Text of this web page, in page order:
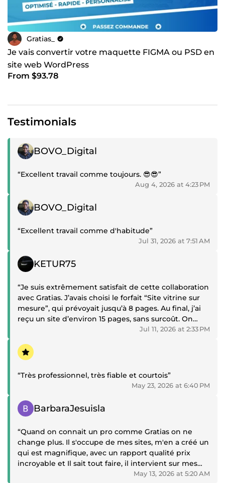
Gratias_
Je vais convertir votre maquette FIGMA ou PSD en
site web WordPress
From $93.78
Testimonials
Positive review
BOVO_Digital
“Excellent travail comme toujours. 😎😎”
Aug 4, 2026 at 4:23 PM
Positive review
BOVO_Digital
“Excellent travail comme d'habitude”
Jul 31, 2026 at 7:51 AM
Positive review
KETUR75
“Je suis extrêmement satisfait de cette collaboration
avec Gratias. J’avais choisi le forfait “Site vitrine sur
mesure”, qui prévoyait jusqu’à 8 pages. Au final, j’ai
reçu un site d’environ 15 pages, sans surcoût. On
sent qu’il cherche avant tout à satisfaire son client
La qualité du travail est excellente, la
communication a toujours été fluide et il a été
disponible, à l’écoute et de très bon conseil tout au
est resté transparent sur les délai d'un mois et demi
et cela ne m’a posé aucun problème. Toutes les
proprement et il a même ajouté des améliorations
de sa propre initiative .
Ce qui m’a le plus marqué, au-delà de ses
compétences techniques, c’est son côté HUMAIN. Il
est patient, pédagogue, disponible et prend
Jul 11, 2026 at 2:33 PM
Positive review
“Très professionnel, très fiable et courtois”
May 23, 2026 at 6:40 PM
Positive review
BarbaraJesuisla
“Quand on connait un pro comme Gratias on ne
change plus. Il s'occupe de mes sites, m'en a créé un
qui est magnifique, avec un rapport qualité prix
incroyable et Il sait tout faire, il intervient sur mes
autres sites pour des situations complexes et c'est
May 13, 2026 at 5:20 AM